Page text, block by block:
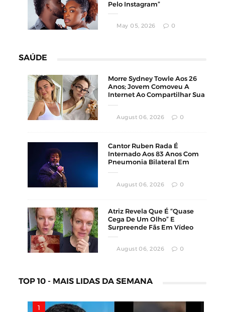
Pelo Instagram”
May 05, 2026 0
SAÚDE
Morre Sydney Towle Aos 26
Anos; Jovem Comoveu A
Internet Ao Compartilhar Sua
August 06, 2026 0
Cantor Ruben Rada É
Internado Aos 83 Anos Com
Pneumonia Bilateral Em
August 06, 2026 0
Atriz Revela Que É “Quase
Cega De Um Olho” E
Surpreende Fãs Em Vídeo
August 06, 2026 0
TOP 10 - MAIS LIDAS DA SEMANA